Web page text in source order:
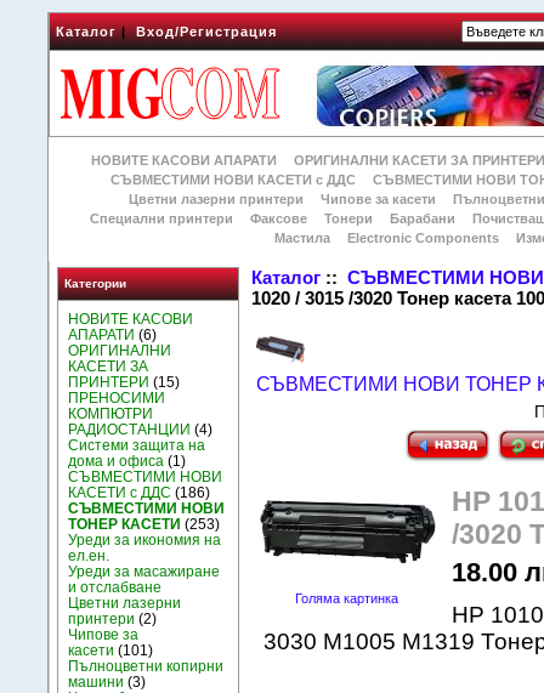
Каталог|Вход/Регистрация
НОВИТЕ КАСОВИ АПАРАТИ
ОРИГИНАЛНИ КАСЕТИ ЗА
СЪВМЕСТИМИ НОВИ КАСЕТИ с ДДС
СЪВМЕСТИМИ НОВИ
Цветни лазерни принтери
Чипове за касети
Специални принтери
Факсове Тонери Барабани
Мастила
Electronic Components
Категории
НОВИТЕ КАСОВИ
АПАРАТИ (6)
ОРИГИНАЛНИ
КАСЕТИ ЗА
ПРИНТЕРИ (15)
ПРЕНОСИМИ
КОМПЮТРИ
РАДИОСТАНЦИИ (4)
Системи защита на
дома и офиса (1)
СЪВМЕСТИМИ НОВИ
КАСЕТИ с ДДС (186)
СЪВМЕСТИМИ НОВИ
ТОНЕР КАСЕТИ (253)
Уреди за икономия на
ел.ен.
Уреди за масажиране
и отслабване
Цветни лазерни
принтери (2)
Чипове за
касети (101)
Пълноцветни копирни
машини (3)
Каталог ::СЪВМЕСТИМИ НОВИ
1020 / 3015 /3020 Тонер касета
СЪВМЕСТИМИ НОВИ ТОНЕР
Голяма картинка
HP
/3020
18.00
HP
3030 M1005 M1319